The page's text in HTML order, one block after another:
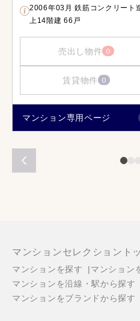
2006年03月 鉄筋コンクリート
上14階建 66戸
売出し物件 0
賃貸物件 0
マンション専用ページ
マンションセレクショント
マンションを探す
マンション
マンションを沿線・駅から探す
マンションをブランドから探す